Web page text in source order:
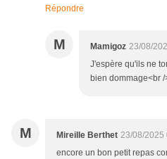
Répondre
M Mamigoz 23/08/
J'espère qu'ils ne
bien dommage<br
M Mireille Berthet 23/08/2025
encore un bon petit repas